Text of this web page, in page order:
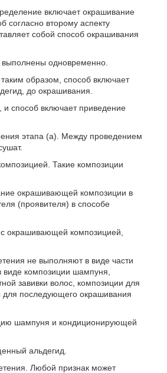
включает окрашивание
согласно второму аспекту
собой способ окрашивания
одновременно.
образом, способ включает
до окрашивания.
способ включает приведение
этапа (а). Между проведением
Такие композиции
окрашивающей композиции в
(проявителя) в способе
окрашивающей композицией,
не выполняют в виде части
виде композиции шампуня,
завивки волос, композиции для
для последующего окрашивания
шампуня и кондиционирующей
альдегид.
Любой признак может